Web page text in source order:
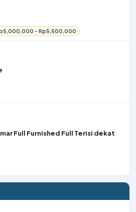
- Rp5,500,000
Full Furnished Full Terisi dekat